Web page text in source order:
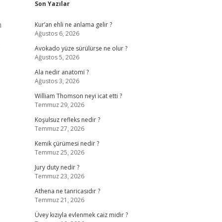
Son Yazılar
Kur’an ehli ne anlama gelir ?
Ağustos 6, 2026
Avokado yüze sürülürse ne olur ?
Ağustos 5, 2026
Ala nedir anatomi ?
Ağustos 3, 2026
William Thomson neyi icat etti ?
Temmuz 29, 2026
Koşulsuz refleks nedir ?
Temmuz 27, 2026
Kemik çürümesi nedir ?
Temmuz 25, 2026
Jury duty nedir ?
Temmuz 23, 2026
Athena ne tanricasıdır ?
Temmuz 21, 2026
Üvey kızıyla evlenmek caiz midir ?